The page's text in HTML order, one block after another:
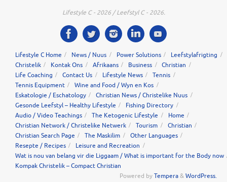
Lifestyle C - 2026 / Leefstyl C - 2026.
Lifestyle C Home News / Nuus Power Solutions
Leefstylafrigting
Christelik
Kontak Ons Afrikaans Business
Christian
Life Coaching
Contact Us Lifestyle News
Tennis
Tennis Equipment
Wine and Food / Wyn en Kos
Eskatologie / Eschatology
Christian News / Christelike Nuus
Gesonde Leefstyl – Healthy Lifestyle
Fishing Directory
Audio / Video Teachings
The Ketogenic Lifestyle
Home
Christian Network / Christelike Netwerk
Tourism
Christian
Christian Search Page
The Maskilim
Other Languages
Resepte / Recipes
Leisure and Recreation
Wat is nou van belang vir die Liggaam / What is important for the Body now
Kompak Christelik – Compact Christian
Powered byTempera&WordPress.